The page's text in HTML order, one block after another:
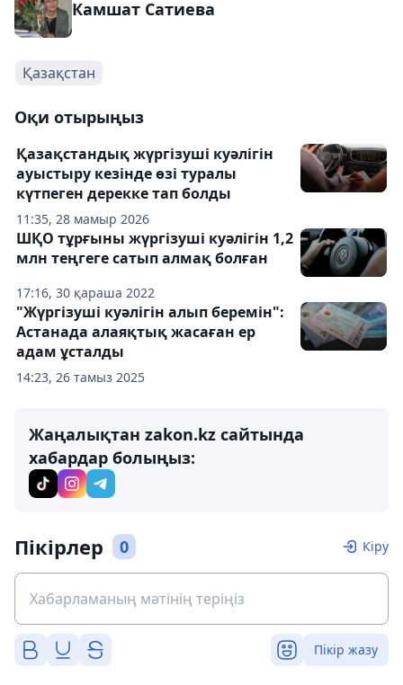
Камшат Сатиева
Қазақстан
Оқи отырыңыз
11:35, 28 мамыр 2026
Қазақстандық жүргізуші куәлігін
ауыстыру кезінде өзі туралы
күтпеген дерекке тап болды
17:16, 30 қараша 2022
ШҚО тұрғыны жүргізуші куәлігін 1,2
млн теңгеге сатып алмақ болған
14:23, 26 тамыз 2025
"Жүргізуші куәлігін алып беремін":
Астанада алаяқтық жасаған ер
адам ұсталды
Жаңалықтан zakon.kz сайтында
хабардар болыңыз:
Пікірлер 0 Кіру
Пікір жазу